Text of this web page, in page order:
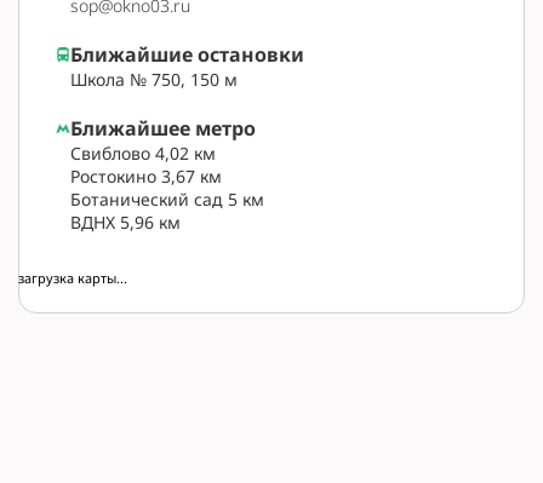
sop@okno03.ru
Ближайшее метро
Свиблово 4,02 км
Ростокино 3,67 км
Ботанический сад 5 км
ВДНХ 5,96 км
Ближайшие остановки
Школа № 750, 150 м
загрузка карты...